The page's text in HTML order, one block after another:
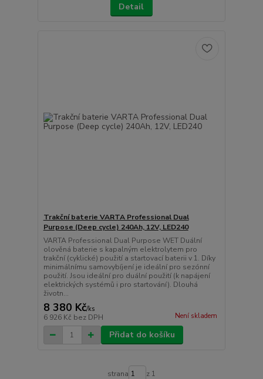
Detail
Trakční baterie VARTA Professional Dual
Purpose (Deep cycle) 240Ah, 12V, LED240
VARTA Professional Dual Purpose WET Duální
olověná baterie s kapalným elektrolytem pro
trakční (cyklické) použití a startovací baterii v 1. Díky
minimálnímu samovybíjení je ideální pro sezónní
použití. Jsou ideální pro duální použití (k napájení
elektrických systémů i pro startování). Dlouhá
životn...
8 380 Kč/ks
6 926 Kč bez DPH Není skladem
Přidat do košíku
strana z 1